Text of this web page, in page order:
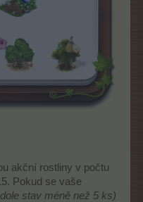
akční rostliny v počtu
Pokud se vaše
stav méně než 5 ks)